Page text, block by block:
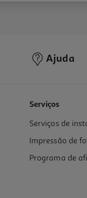
Ajuda
Serviços
Serviços de
Impressão de
Programa de